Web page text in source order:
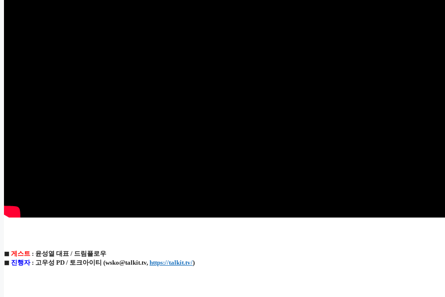
◼ 게스트 : 윤성열 대표 / 드림플로우
◼ 진행자: 고우성 PD / 토크아이티 (wsko@talkit.tv, https://talkit.tv/)